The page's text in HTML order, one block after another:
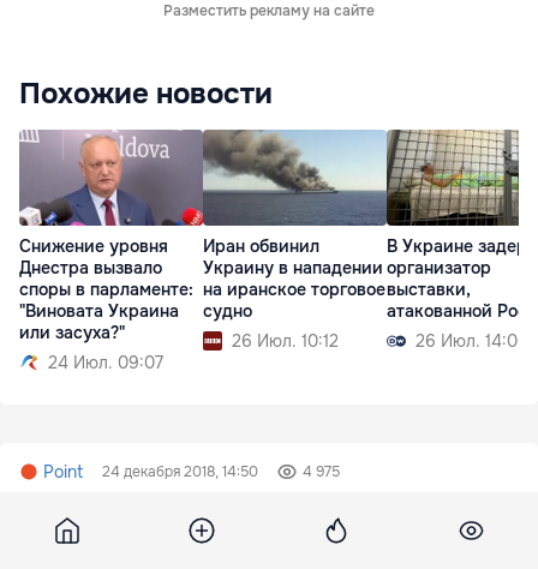
Разместить рекламу на сайте
Похожие новости
Снижение уровня
Днестра вызвало
споры в парламенте:
"Виновата Украина
или засуха?"
24 Июл. 09:07
Иран обвинил
Украину в нападении
на иранское торговое
судно
26 Июл. 10:12
В Украине
организатор
выставки,
атакованной
26 Июл. 14:00
Point 24 декабря 2018, 14:50 4 975
ДТП осложнило движение на
столичной улице